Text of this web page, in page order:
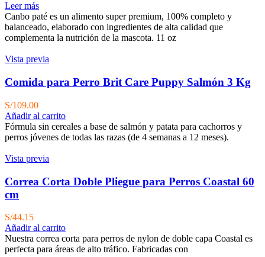
Leer más
Canbo paté es un alimento super premium, 100% completo y
balanceado, elaborado con ingredientes de alta calidad que
complementa la nutrición de la mascota. 11 oz
Vista previa
Comida para Perro Brit Care Puppy Salmón 3 Kg
S/109.00
Añadir al carrito
Fórmula sin cereales a base de salmón y patata para cachorros y
perros jóvenes de todas las razas (de 4 semanas a 12 meses).
Vista previa
Correa Corta Doble Pliegue para Perros Coastal 60
cm
S/44.15
Añadir al carrito
Nuestra correa corta para perros de nylon de doble capa Coastal es
perfecta para áreas de alto tráfico. Fabricadas con